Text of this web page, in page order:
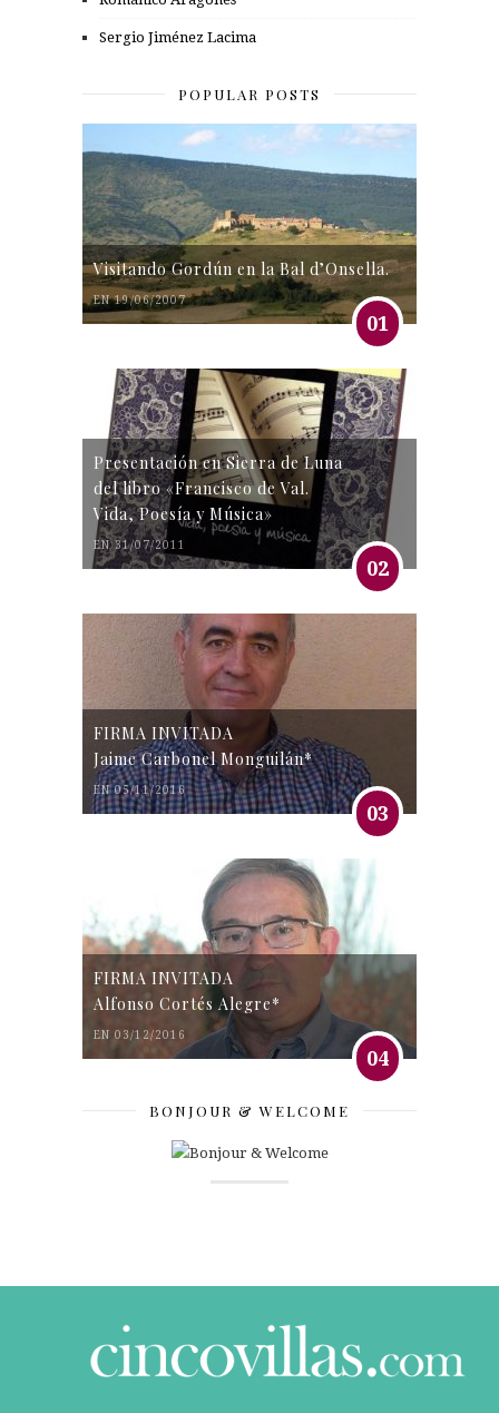
Sergio Jiménez Lacima
POPULAR POSTS
Visitando Gordún en la Bal d’Onsella.
EN 19/06/2007
01
Presentación en Sierra de Luna
del libro «Francisco de Val.
Vida, Poesía y Música»
EN 31/07/2011
02
FIRMA INVITADA
Jaime Carbonel Monguilán*
EN 05/11/2016
03
FIRMA INVITADA
Alfonso Cortés Alegre*
EN 03/12/2016
04
BONJOUR & WELCOME